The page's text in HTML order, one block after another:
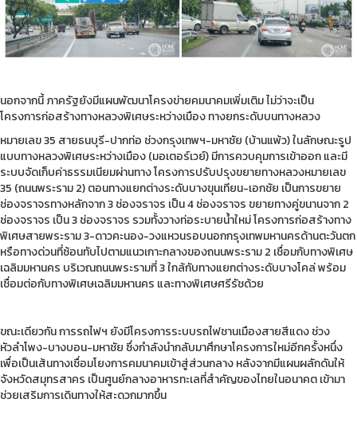
นอกจากนี้ ภาครัฐยังมีแผนพัฒนาโครงข่ายคมนาคมเพิ่มเติม ไม่ว่าจะเป็น
โครงการก่อสร้างทางหลวงพิเศษระหว่างเมือง ทางยกระดับบนทางหลวง
หมายเลข 35 สายธนบุรี-ปากท่อ ช่วงกรุงเทพฯ-มหาชัย (บ้านแพ้ว) ในลักษณะรูป
แบบทางหลวงพิเศษระหว่างเมือง (มอเตอร์เวย์) มีการควบคุมการเข้าออก และมี
ระบบจัดเก็บค่าธรรมเนียมผ่านทาง โครงการปรับปรุงขยายทางหลวงหมายเลข
35 (ถนนพระราม 2) ตอนทางแยกต่างระดับบางขุนเทียน-เอกชัย เป็นการขยาย
ช่องจราจรทางหลักจาก 3 ช่องจราจร เป็น 4 ช่องจราจร ขยายทางคู่ขนานจาก 2
ช่องจราจร เป็น 3 ช่องจราจร รวมทั้งวางท่อระบายน้ำใหม่ โครงการก่อสร้างทาง
พิเศษสายพระราม 3-ดาวคะนอง-วงแหวนรอบนอกกรุงเทพมหานครด้านตะวันตก
หรือทางด่วนที่ซ้อนทับไปตามแนวเกาะกลางของถนนพระราม 2 เชื่อมกับทางพิเศษ
เฉลิมมหานคร บริเวณถนนพระรามที่ 3 ใกล้กับทางแยกต่างระดับบางโคล่ พร้อม
เชื่อมต่อกับทางพิเศษเฉลิมมหานคร และทางพิเศษศรีรัชด้วย
ขณะเดียวกัน การรถไฟฯ ยังมีโครงการระบบรถไฟชานเมืองสายสีแดง ช่วง
หัวลำโพง-บางบอน-มหาชัย ซึ่งกำลังนำกลับมาศึกษาโครงการใหม่อีกครั้งหนึ่ง
เพื่อเป็นเส้นทางเชื่อมโยงการคมนาคมเข้าสู่ส่วนกลาง หลังจากมีแผนผลักดันให้
จังหวัดสมุทรสาคร เป็นศูนย์กลางอาหารทะเลที่สำคัญของไทยในอนาคต เข้ามา
ช่วยเสริมการเดินทางให้สะดวกมากขึ้น